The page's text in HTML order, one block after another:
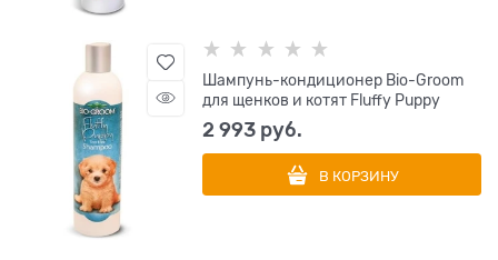
Шампунь-кондиционер Bio-Groom
для щенков и котят Fluffy Puppy
2 993 руб.
В КОРЗИНУ